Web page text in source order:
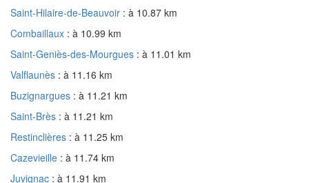
Saint-Hilaire-de-Beauvoir : à 10.87 km
Combaillaux : à 10.99 km
Saint-Geniès-des-Mourgues : à 11.01 km
Valflaunès : à 11.16 km
Buzignargues : à 11.21 km
Saint-Brès : à 11.21 km
Restinclières : à 11.25 km
Cazevieille : à 11.74 km
Juvignac : à 11.91 km